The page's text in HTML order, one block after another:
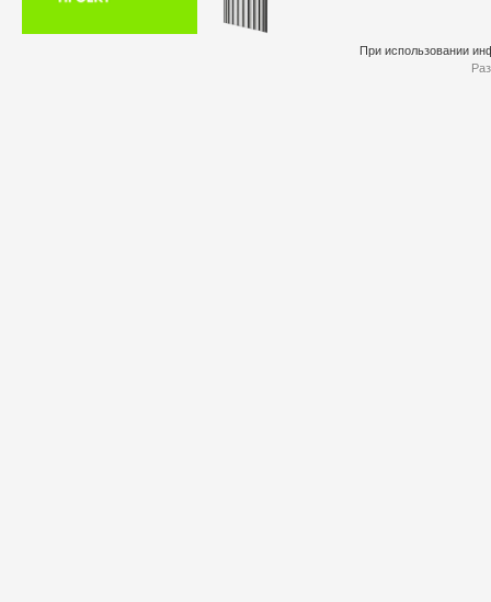
При использовании